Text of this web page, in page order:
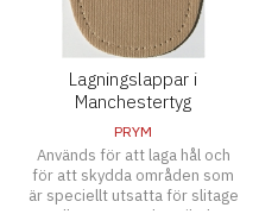
Lagningslappar i
Manchestertyg
PRYM
Används för att laga hål och
för att skydda områden som
är speciellt utsatta för slitage